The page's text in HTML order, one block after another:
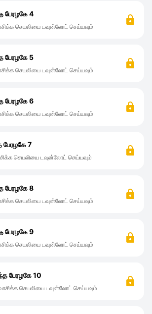
4
செயலியை டவுன்லோட் செய்யவும்
5
செயலியை டவுன்லோட் செய்யவும்
6
செயலியை டவுன்லோட் செய்யவும்
7
செயலியை டவுன்லோட் செய்யவும்
8
செயலியை டவுன்லோட் செய்யவும்
9
செயலியை டவுன்லோட் செய்யவும்
பேரழகே 10
செயலியை டவுன்லோட் செய்யவும்